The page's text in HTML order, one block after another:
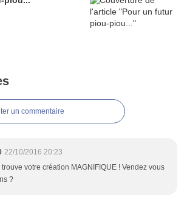
un commentaire
22/10/2016 20:23
trouve votre création MAGNIFIQUE ! Vendez vous
?